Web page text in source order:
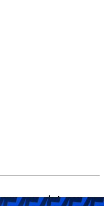
nagrodęLosowy